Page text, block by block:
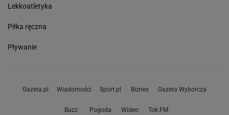
Lekkoatletyka
Piłka ręczna
Pływanie
Gazeta.pl Wiadomości Sport.pl Biznes Gazeta Wyborcza
Buzz Pogoda Wideo Tok.FM